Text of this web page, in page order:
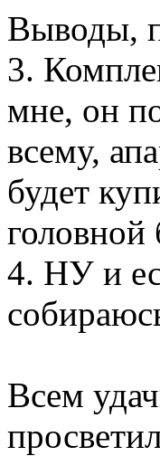
Выводы,
3.
мне, он
всему,
будет
4. НУ и
Всем